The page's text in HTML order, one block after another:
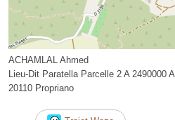
ACHAMLAL Ahmed
Lieu-Dit Paratella Parcelle 2 A 2490000 A
20110 Propriano